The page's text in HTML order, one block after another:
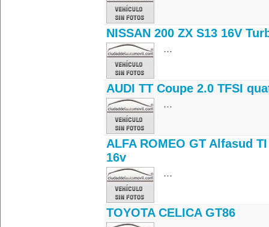
NISSAN 200 ZX S13 16V
...
AUDI TT Coupe 2.0 TFSI
...
ALFA ROMEO GT Alfasud
16v
...
TOYOTA CELICA GT86